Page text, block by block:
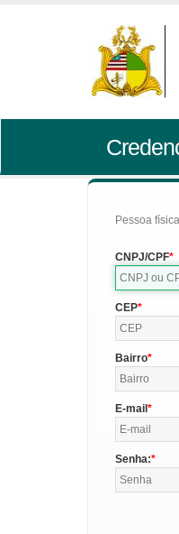
Pessoa
CNPJ/CPF
CEP
Bairro
E-mail
Senha: